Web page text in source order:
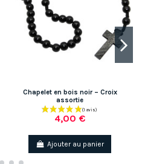
Chapelet en bois noir – Croix
assortie
4,00 €
Ajouter au panier